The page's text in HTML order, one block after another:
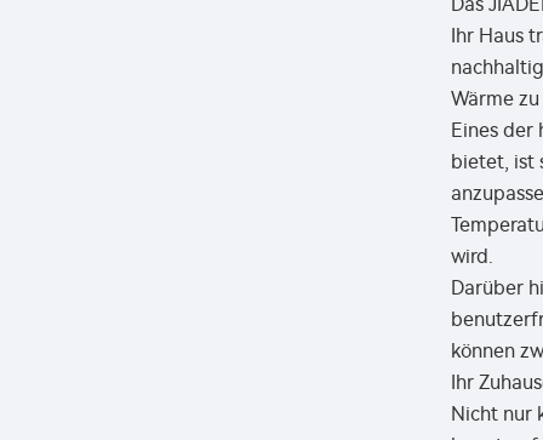
Ihr Haus
Wärme
Eines der
bietet, ist
wird.
Darüber
können
Ihr
Nicht nur